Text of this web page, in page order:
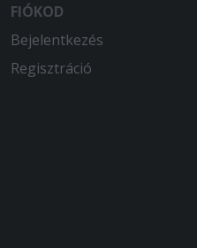
FIÓKOD
Bejelentkezés
Regisztráció